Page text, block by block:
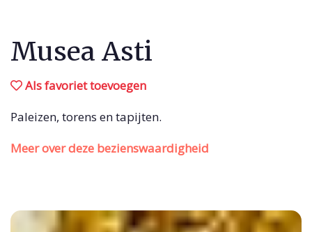
Musea Asti
Als favoriet toevoegen
Paleizen, torens en tapijten.
Meer over deze bezienswaardigheid